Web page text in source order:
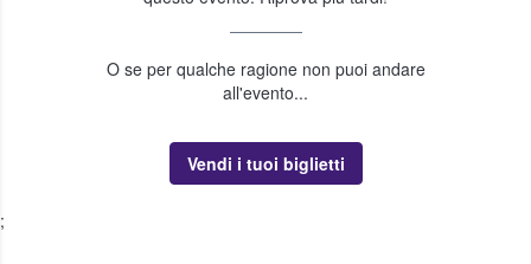
O se per qualche ragione non puoi andare
all'evento...
Vendi i tuoi biglietti
;